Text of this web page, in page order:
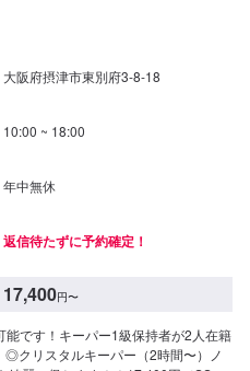
間[施工時間]約6時間から1日※洗車
】[価格]SS:72,200円S:79,900円
円[持続期間]3年間[施工時間]
大阪府摂津市東別府3-8-18
10:00 ~ 18:00
年中無休
返信待たずに予約確定！
17,400円〜
です！キーパー1級保持者が2人在籍
◎クリスタルキーパー（2時間〜）ノ